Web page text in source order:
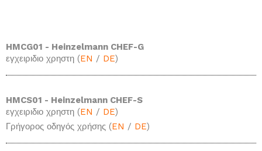
HMCG01 - Heinzelmann CHEF-G
εγχειριδιο χρηστη (EN / DE)
HMCS01 - Heinzelmann CHEF-S
εγχειριδιο χρηστη (EN / DE)
Γρήγορος οδηγός χρήσης (EN / DE)